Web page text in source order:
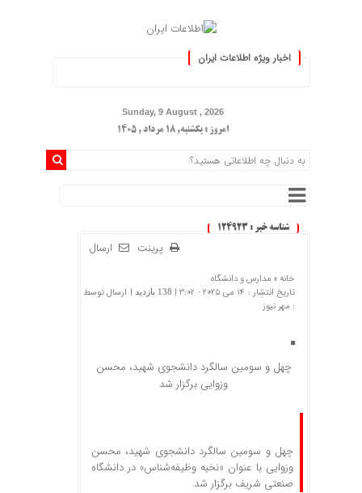
اخبار ویژه اطلاعات ایران
Sunday, 9 August , 2026
امروز : یکشنبه, ۱۸ مرداد , ۱۴۰۵
شناسه خبر : 124923
ارسال پرینت
خانه » مدارس و دانشگاه
تاریخ انتشار : 14 می 2025 - 3:02 |
138 بازدید
| ارسال توسط
: مهر نیوز
چهل و سومین سالگرد دانشجوی شهید، محسن
وزوایی برگزار شد
چهل و سومین سالگرد دانشجوی شهید، محسن
وزوایی با عنوان «نخبه وظیفه‌شناس» در دانشگاه
صنعتی شریف برگزار شد.